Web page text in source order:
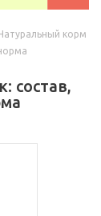
корм
состав,